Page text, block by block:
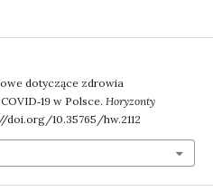
dotyczące zdrowia
w Polsce. Horyzonty
doi.org/10.35765/hw.2112